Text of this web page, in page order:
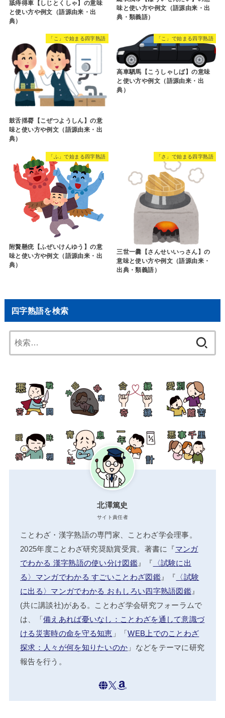
舐痔得車【しじとくしゃ】の意味
と使い方や例文（語源由来・出
典）
味と使い方や例文（語源由来・出
典・類義語）
「こ」で始まる四字熟語
鼓舌揺脣【こぜつようしん】の意
味と使い方や例文（語源由来・出
典）
「こ」で始まる四字熟語
高車駟馬【こうしゃしば】の意味
と使い方や例文（語源由来・出
典）
「ふ」で始まる四字熟語
附贅懸疣【ふぜいけんゆう】の意
味と使い方や例文（語源由来・出
典）
「さ」で始まる四字熟語
三世一爨【さんせいいっさん】の
意味と使い方や例文（語源由来・
出典・類義語）
四字熟語を検索
索:
北澤篤史
サイト責任者
ことわざ・漢字熟語の専門家、ことわざ学会理事。
2025年度ことわざ研究奨励賞受賞。著書に『マンガ
でわかる 漢字熟語の使い分け図鑑』『 〈試験に出
る〉マンガでわかる すごいことわざ図鑑』『 〈試験
に出る〉マンガでわかる おもしろい四字熟語図鑑 』
(共に講談社)がある。ことわざ学会研究フォーラムで
は、「備えあれば憂いなし：ことわざを通して意識づ
ける災害時の命を守る知恵 」「WEB上でのことわざ
探求：人々が何を知りたいのか 」などをテーマに研究
報告を行う。